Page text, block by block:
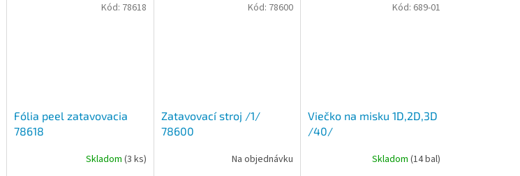
Fólia peel zatavovacia
78618
Skladom (3 ks)
Kód: 78618
Zatavovací stroj /1/
78600
Na objednávku
Kód: 78600
Viečko na misku 1D,2D,3D
/40/
Skladom (14 bal)
Kód: 689-01